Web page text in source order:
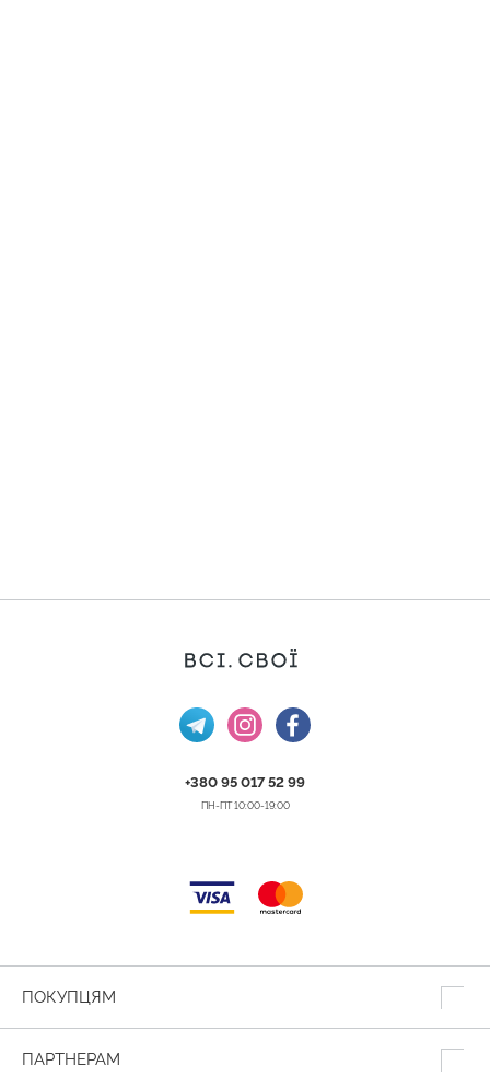
+380 95 017 52 99
ПН-ПТ 10:00-19:00
ПОКУПЦЯМ
ПАРТНЕРАМ